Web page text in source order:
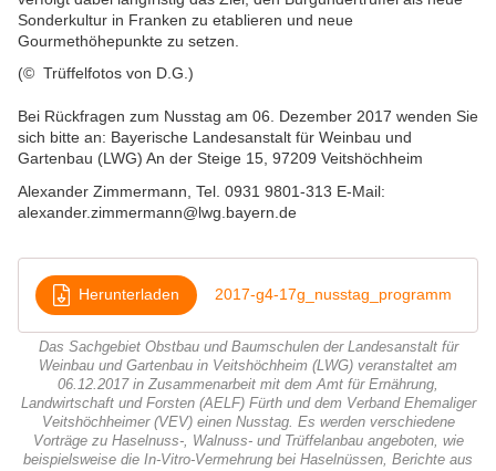
Sonderkultur in Franken zu etablieren und neue
Gourmethöhepunkte zu setzen.
(© Trüffelfotos von D.G.)
Bei Rückfragen zum Nusstag am 06. Dezember 2017 wenden Sie
sich bitte an: Bayerische Landesanstalt für Weinbau und
Gartenbau (LWG) An der Steige 15, 97209 Veitshöchheim
Alexander Zimmermann, Tel. 0931 9801-313 E-Mail:
alexander.zimmermann@lwg.bayern.de
Herunterladen 2017-g4-17g_nusstag_programm
Das Sachgebiet Obstbau und Baumschulen der Landesanstalt für
Weinbau und Gartenbau in Veitshöchheim (LWG) veranstaltet am
06.12.2017 in Zusammenarbeit mit dem Amt für Ernährung,
Landwirtschaft und Forsten (AELF) Fürth und dem Verband Ehemaliger
Veitshöchheimer (VEV) einen Nusstag. Es werden verschiedene
Vorträge zu Haselnuss-, Walnuss- und Trüffelanbau angeboten, wie
beispielsweise die In-Vitro-Vermehrung bei Haselnüssen, Berichte aus